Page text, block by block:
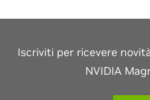
Iscriviti per ricevere
NVIDIA